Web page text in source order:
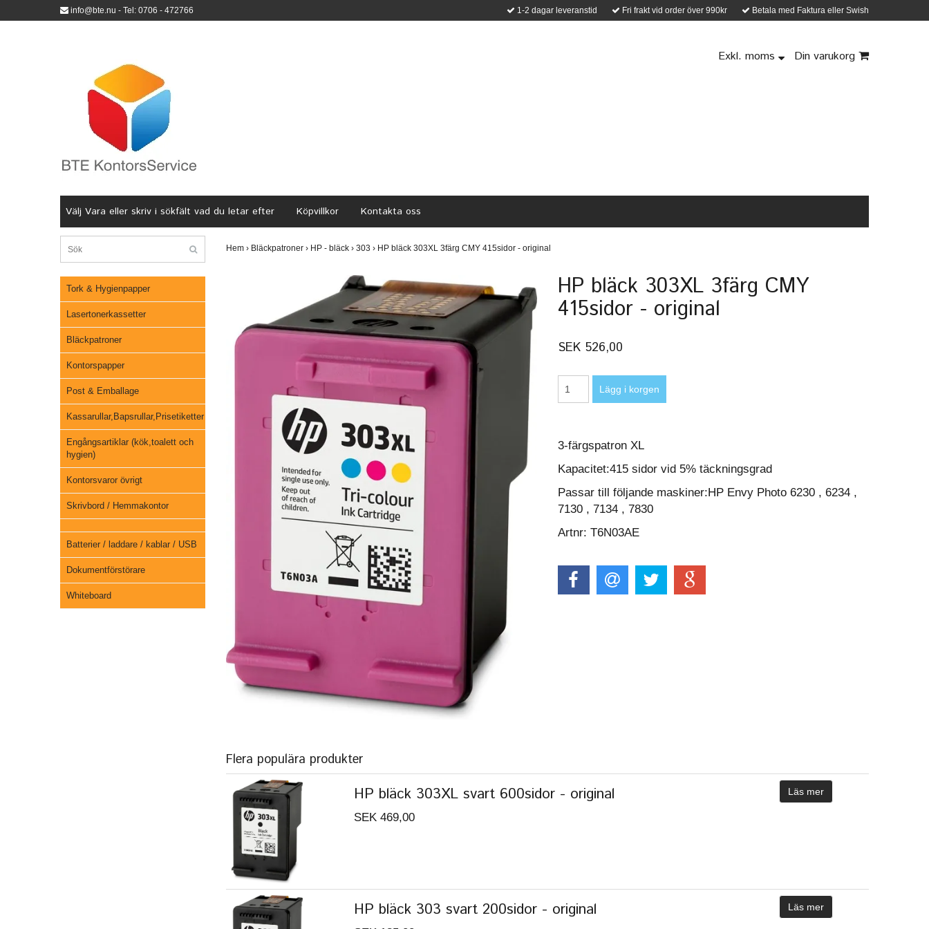
info@bte.nu - Tel: 0706 - 472766 1-2 dagar leveranstid Fri frakt vid order över 990kr Betala med Faktura eller Swish
Exkl. moms Din varukorg
Välj Vara eller skriv i sökfält vad du letar efter Köpvillkor Kontakta oss
Tork & Hygienpapper
Lasertonerkassetter
Bläckpatroner
Kontorspapper
Post & Emballage
Kassarullar,Bapsrullar,Prisetiketter
Engångsartiklar (kök,toalett och
hygien)
Kontorsvaror övrigt
Skrivbord / Hemmakontor
Batterier / laddare / kablar / USB
Dokumentförstörare
Whiteboard
Hem › Bläckpatroner › HP - bläck › 303 › HP bläck 303XL 3färg CMY 415sidor - original
HP bläck 303XL 3färg CMY
415sidor - original
SEK 526,00
3-färgspatron XL
Kapacitet:415 sidor vid 5% täckningsgrad
Passar till följande maskiner:HP Envy Photo 6230 , 6234 ,
7130 , 7134 , 7830
Artnr: T6N03AE
Flera populära produkter
HP bläck 303XL svart 600sidor - original
SEK 469,00
Läs mer
HP bläck 303 svart 200sidor - original Läs mer